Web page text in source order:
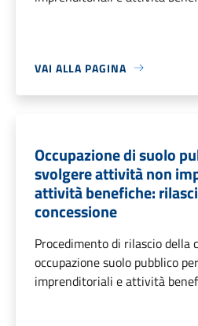
VAI ALLA PAGINA
Occupazione di suolo
svolgere attività non
attività benefiche:
concessione
Procedimento di rilascio della
occupazione suolo pubblico
imprenditoriali e attività